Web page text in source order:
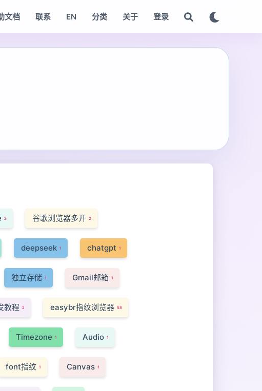
文档 联系 EN 分类 关于 登录
2 谷歌浏览器多开 2
deepseek 1 chatgpt 1
独立存储 1 Gmail邮箱 1
教程 2 easybr指纹浏览器 58
Timezone 1 Audio 1
font指纹 1 Canvas 1